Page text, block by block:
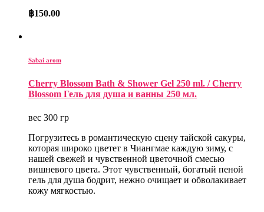
฿150.00
Sabai arom
Cherry Blossom Bath & Shower Gel 250 ml. / Cherry
Blossom Гель для душа и ванны 250 мл.
вес 300 гр
Погрузитесь в романтическую сцену тайской сакуры,
которая широко цветет в Чиангмае каждую зиму, с
нашей свежей и чувственной цветочной смесью
вишневого цвета. Этот чувственный, богатый пеной
гель для душа бодрит, нежно очищает и обволакивает
кожу мягкостью.